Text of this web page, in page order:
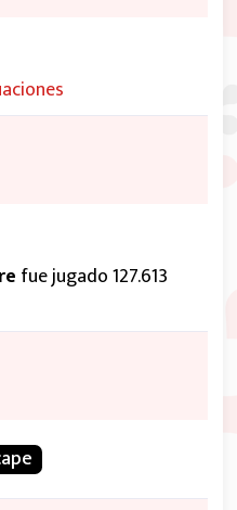
fue jugado 127.613